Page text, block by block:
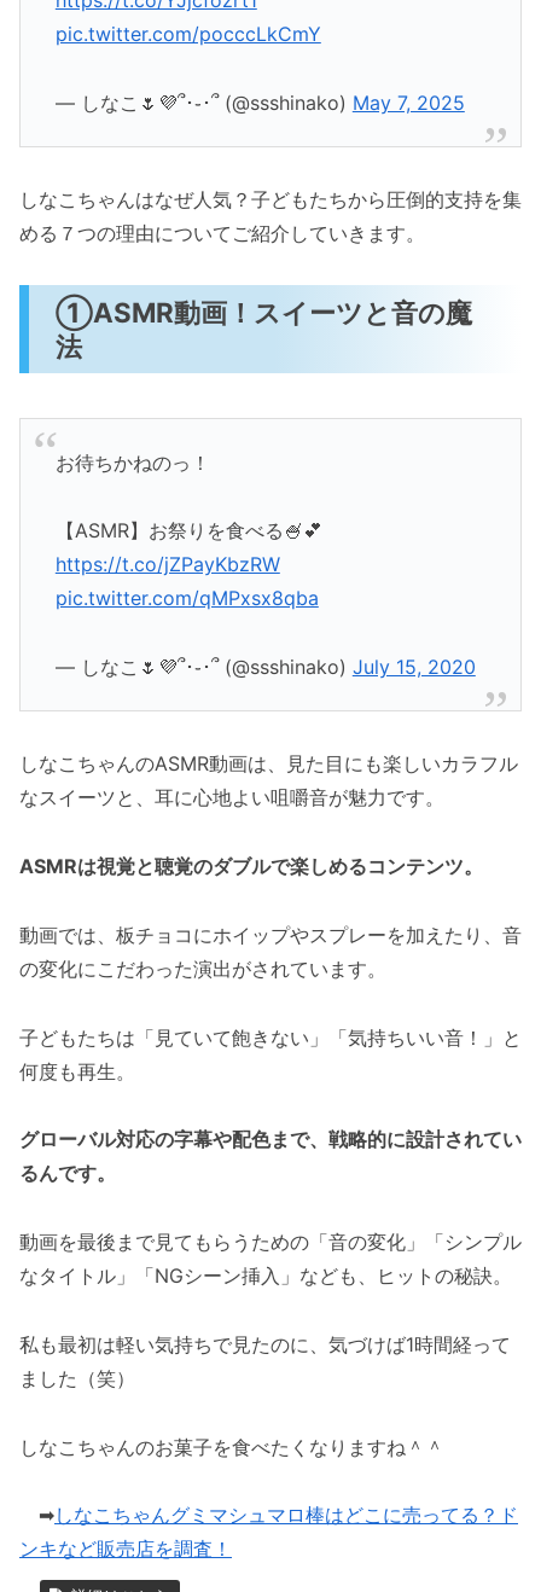
pic.twitter.com/pocccLkCmY
— しなこ🌷💜՞･֊･՞ (@ssshinako) May 7, 2025
しなこちゃんはなぜ人気？子どもたちから圧倒的支持を集
める７つの理由についてご紹介していきます。
①ASMR動画！スイーツと音の魔
法
お待ちかねのっ！
【ASMR】お祭りを食べる🍧💕
https://t.co/jZPayKbzRW
pic.twitter.com/qMPxsx8qba
— しなこ🌷💜՞･֊･՞ (@ssshinako) July 15, 2020
しなこちゃんのASMR動画は、見た目にも楽しいカラフル
なスイーツと、耳に心地よい咀嚼音が魅力です。
ASMRは視覚と聴覚のダブルで楽しめるコンテンツ。
動画では、板チョコにホイップやスプレーを加えたり、音
の変化にこだわった演出がされています。
子どもたちは「見ていて飽きない」「気持ちいい音！」と
何度も再生。
グローバル対応の字幕や配色まで、戦略的に設計されてい
るんです。
動画を最後まで見てもらうための「音の変化」「シンプル
なタイトル」「NGシーン挿入」なども、ヒットの秘訣。
私も最初は軽い気持ちで見たのに、気づけば1時間経って
ました（笑）
しなこちゃんのお菓子を食べたくなりますね＾＾
➡しなこちゃんグミマシュマロ棒はどこに売ってる？ド
ンキなど販売店を調査！